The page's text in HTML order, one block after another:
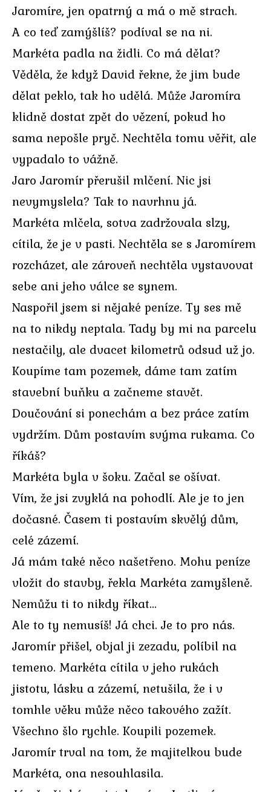
Jaromíre, jen opatrný a má o mě strach.
A co teď zamýšlíš? podíval se na ni.
Markéta padla na židli. Co má dělat?
Věděla, že když David řekne, že jim bude
dělat peklo, tak ho udělá. Může Jaromíra
klidně dostat zpět do vězení, pokud ho
sama nepošle pryč. Nechtěla tomu věřit, ale
vypadalo to vážně.
Jaro Jaromír přerušil mlčení. Nic jsi
nevymyslela? Tak to navrhnu já.
Markéta mlčela, sotva zadržovala slzy,
cítila, že je v pasti. Nechtěla se s Jaromírem
rozcházet, ale zároveň nechtěla vystavovat
sebe ani jeho válce se synem.
Naspořil jsem si nějaké peníze. Ty ses mě
na to nikdy neptala. Tady by mi na parcelu
nestačily, ale dvacet kilometrů odsud už jo.
Koupíme tam pozemek, dáme tam zatím
stavební buňku a začneme stavět.
Doučování si ponechám a bez práce zatím
vydržím. Dům postavím svýma rukama. Co
říkáš?
Markéta byla v šoku. Začal se ošívat.
Vím, že jsi zvyklá na pohodlí. Ale je to jen
dočasné. Časem ti postavím skvělý dům,
celé zázemí.
Já mám také něco našetřeno. Mohu peníze
vložit do stavby, řekla Markéta zamyšleně.
Nemůžu ti to nikdy říkat…
Ale to ty nemusíš! Já chci. Je to pro nás.
Jaromír přišel, objal ji zezadu, políbil na
temeno. Markéta cítila v jeho rukách
jistotu, lásku a zázemí, netušila, že i v
tomhle věku může něco takového zažít.
Všechno šlo rychle. Koupili pozemek.
Jaromír trval na tom, že majitelkou bude
Markéta, ona nesouhlasila.